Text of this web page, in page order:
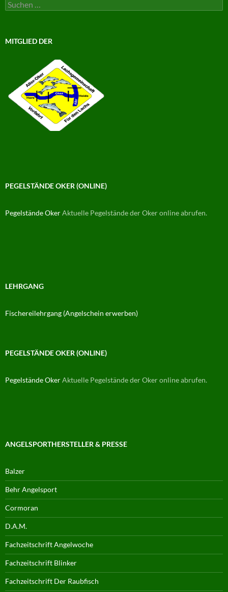
Suchen
nach:
MITGLIED DER
PEGELSTÄNDE OKER (ONLINE)
Pegelstände OkerAktuelle Pegelstände der Oker online abrufen.
LEHRGANG
Fischereilehrgang (Angelschein erwerben)
PEGELSTÄNDE OKER (ONLINE)
Pegelstände OkerAktuelle Pegelstände der Oker online abrufen.
ANGELSPORTHERSTELLER & PRESSE
Balzer
Behr Angelsport
Cormoran
D.A.M.
Fachzeitschrift Angelwoche
Fachzeitschrift Blinker
Fachzeitschrift Der Raubfisch